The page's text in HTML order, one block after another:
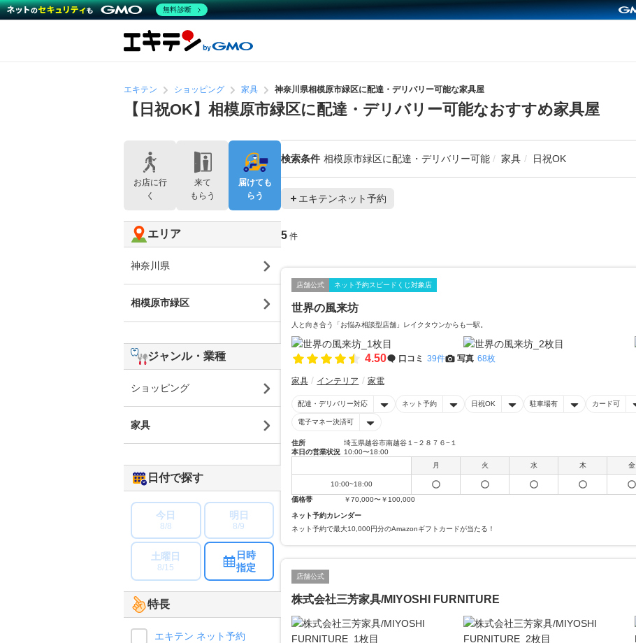
エキテン ショッピング 家具 神奈川県相模原市緑区に配達・デリバリー可能な家具屋
【日祝OK】相模原市緑区に配達・デリバリー可能なおすすめ家具屋
検索条件 相模原市緑区に配達・デリバリー可能 家具 日祝OK
エキテンネット予約
5 件
店舗公式 ネット予約スピードくじ対象店
世界の風来坊
人と向き合う「お悩み相談型店舗」レイクタウンからも一駅。
4.50 口コミ 39件 写真 68枚
家具 インテリア 家電
配達・デリバリー対応 ネット予約 日祝OK 駐車場有 カード可
電子マネー決済可
住所
埼玉県越谷市南越谷１−２８７６−１
本日の営業状況 10:00〜18:00
月
火 水 木 金
10:00~18:00
価格帯
￥70,000〜￥100,000
ネット予約カレンダー
ネット予約で最大10,000円分のAmazonギフトカードが当たる！
店舗公式
株式会社三芳家具/MIYOSHI FURNITURE
お店に行
く
来て
もらう
届けても
らう
エリア
神奈川県
相模原市緑区
ジャンル・業種
ショッピング
家具
日付で探す
今日
8/8
明日
8/9
土曜日
8/15
日時
指定
特長
エキテン ネット予約
無料診断